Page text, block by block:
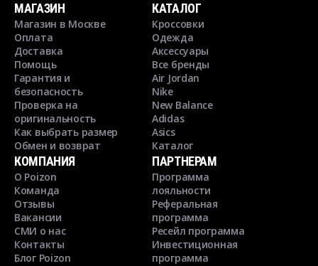
МАГАЗИН
Магазин в Москве
Оплата
Доставка
Помощь
Гарантия и
безопасность
Проверка на
оригинальность
Как выбрать размер
Обмен и возврат
КАТАЛОГ
Кроссовки
Одежда
Аксессуары
Все бренды
Air Jordan
Nike
New Balance
Adidas
Asics
Каталог
КОМПАНИЯ
О Poizon
Команда
Отзывы
Вакансии
СМИ о нас
Контакты
Блог Poizon
ПАРТНЕРАМ
Программа
лояльности
Реферальная
программа
Ресейл программа
Инвестиционная
программа